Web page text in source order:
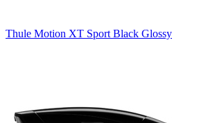
Thule Motion XT Sport Black Glossy